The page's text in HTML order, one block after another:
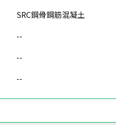
SRC鋼骨鋼筋混凝土
--
--
--